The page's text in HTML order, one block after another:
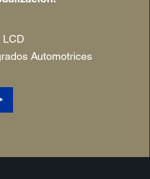
LCD
Automotrices